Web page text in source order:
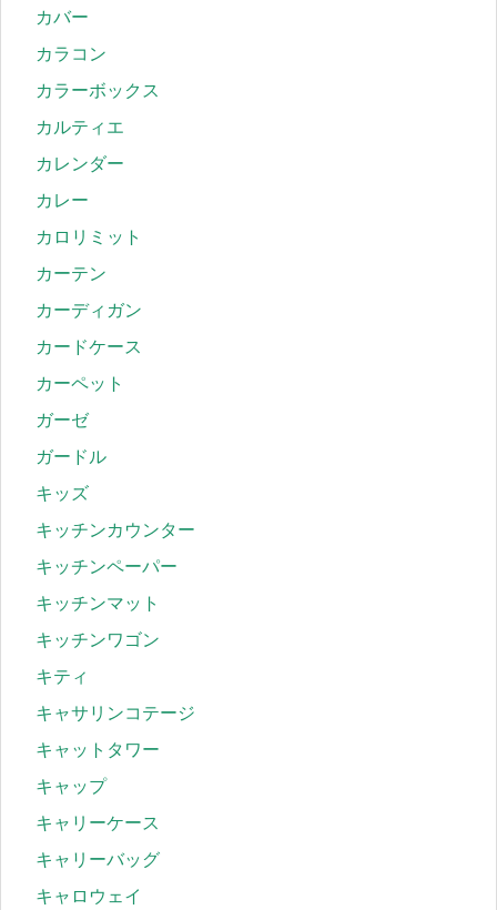
カバー
カラコン
カラーボックス
カルティエ
カレンダー
カレー
カロリミット
カーテン
カーディガン
カードケース
カーペット
ガーゼ
ガードル
キッズ
キッチンカウンター
キッチンペーパー
キッチンマット
キッチンワゴン
キティ
キャサリンコテージ
キャットタワー
キャップ
キャリーケース
キャリーバッグ
キャロウェイ